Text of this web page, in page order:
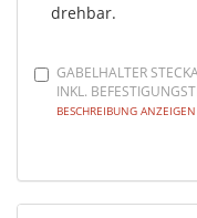
drehbar.
GABELHALTER
INKL.
BESCHREIBUNG ANZEIGEN